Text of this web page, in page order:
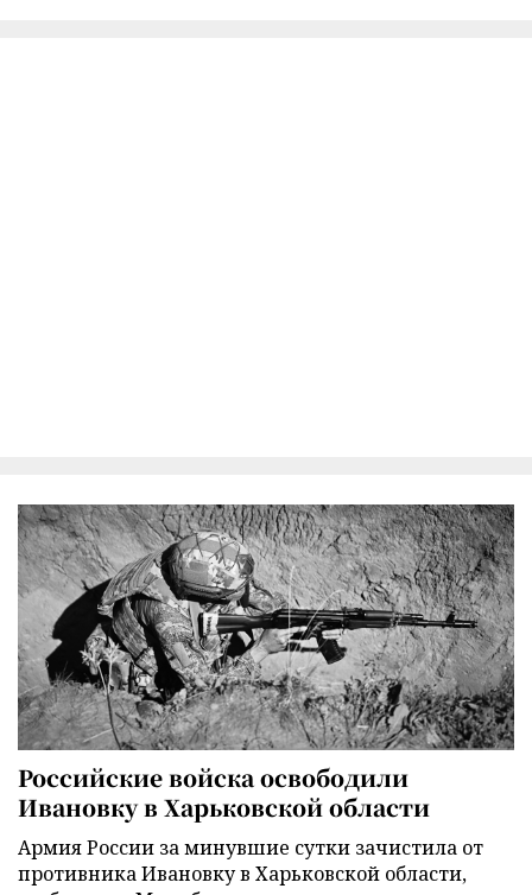
Российские войска освободили
Ивановку в Харьковской области
Армия России за минувшие сутки зачистила от
противника Ивановку в Харьковской области,